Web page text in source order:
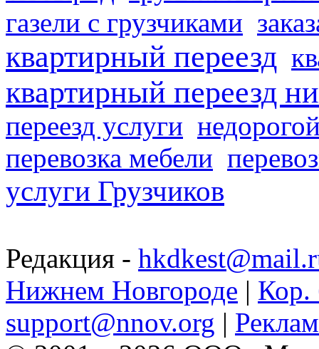
газели с грузчиками
квартирный переезд
квартирный переезд
переезд услуги
перевозка мебели
услуги Грузчиков
Редакция -
Нижнем Новгороде | Кор.
support@nnov.org |